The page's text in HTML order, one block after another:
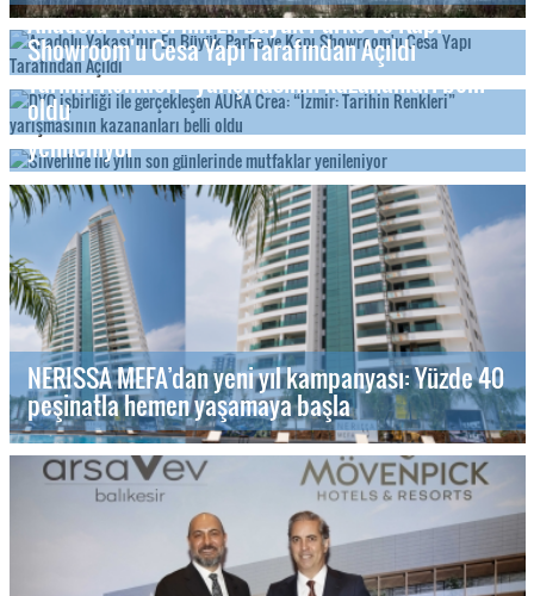
Anadolu Yakası’nın En Büyük Parke ve Kapı
Showroom'u Cesa Yapı Tarafından Açıldı
DYO işbirliği ile gerçekleşen AURA Crea: “İzmir:
Tarihin Renkleri” yarışmasının kazananları belli
oldu
Silverline ile yılın son günlerinde mutfaklar
yenileniyor
NERISSA MEFA’dan yeni yıl kampanyası: Yüzde 40
peşinatla hemen yaşamaya başla